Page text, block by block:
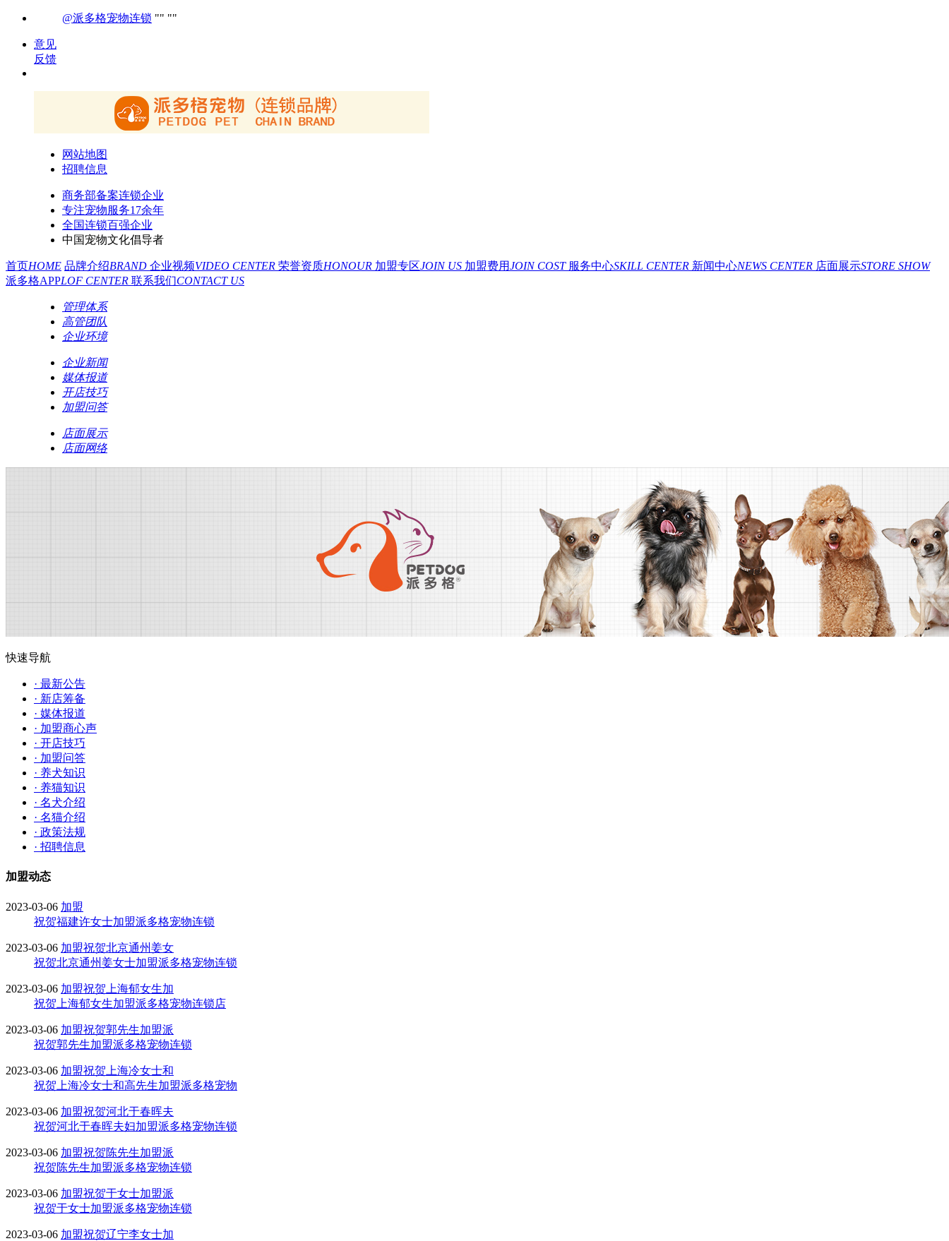
@派多格宠物连锁
意见
反馈
网站地图
招聘信息
商务部备案连锁企业
专注宠物服务17余年
全国连锁百强企业
中国宠物文化倡导者
首页HOME 品牌介绍BRAND 企业视频VIDEO CENTER 荣誉资质HONOUR 加盟专区JOIN US 加盟费用JOIN COST 服务中心SKILL CENTER 新闻中心NEWS CENTER 店面展示STORE SHOW
派多格APPLOF CENTER 联系我们CONTACT US
管理体系
高管团队
企业环境
企业新闻
媒体报道
开店技巧
加盟问答
店面展示
店面网络
快速导航
· 最新公告
· 新店筹备
· 媒体报道
· 加盟商心声
· 开店技巧
· 加盟问答
· 养犬知识
· 养猫知识
· 名犬介绍
· 名猫介绍
· 政策法规
· 招聘信息
加盟动态
2023-03-06 加盟
祝贺福建许女士加盟派多格宠物连锁
2023-03-06 加盟祝贺北京通州姜女
祝贺北京通州姜女士加盟派多格宠物连锁
2023-03-06 加盟祝贺上海郁女生加
祝贺上海郁女生加盟派多格宠物连锁店
2023-03-06 加盟祝贺郭先生加盟派
祝贺郭先生加盟派多格宠物连锁
2023-03-06 加盟祝贺上海冷女士和
祝贺上海冷女士和高先生加盟派多格宠物
2023-03-06 加盟祝贺河北于春晖夫
祝贺河北于春晖夫妇加盟派多格宠物连锁
2023-03-06 加盟祝贺陈先生加盟派
祝贺陈先生加盟派多格宠物连锁
2023-03-06 加盟祝贺于女士加盟派
祝贺于女士加盟派多格宠物连锁
2023-03-06 加盟祝贺辽宁李女士加